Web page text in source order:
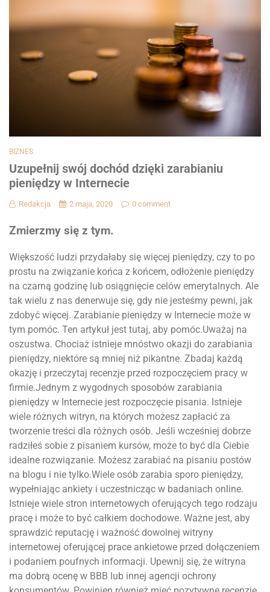
BIZNES
Uzupełnij swój dochód dzięki zarabianiu
pieniędzy w Internecie
Redakcja 2 maja, 2020 0 comment
Zmierzmy się z tym.
Większość ludzi przydałaby się więcej pieniędzy, czy to po
prostu na związanie końca z końcem, odłożenie pieniędzy
na czarną godzinę lub osiągnięcie celów emerytalnych. Ale
tak wielu z nas denerwuje się, gdy nie jesteśmy pewni, jak
zdobyć więcej. Zarabianie pieniędzy w Internecie może w
tym pomóc. Ten artykuł jest tutaj, aby pomóc.Uważaj na
oszustwa. Chociaż istnieje mnóstwo okazji do zarabiania
pieniędzy, niektóre są mniej niż pikantne. Zbadaj każdą
okazję i przeczytaj recenzje przed rozpoczęciem pracy w
firmie.Jednym z wygodnych sposobów zarabiania
pieniędzy w Internecie jest rozpoczęcie pisania. Istnieje
wiele różnych witryn, na których możesz zapłacić za
tworzenie treści dla różnych osób. Jeśli wcześniej dobrze
radziłeś sobie z pisaniem kursów, może to być dla Ciebie
idealne rozwiązanie. Możesz zarabiać na pisaniu postów
na blogu i nie tylko.Wiele osób zarabia sporo pieniędzy,
wypełniając ankiety i uczestnicząc w badaniach online.
Istnieje wiele stron internetowych oferujących tego rodzaju
pracę i może to być całkiem dochodowe. Ważne jest, aby
sprawdzić reputację i ważność dowolnej witryny
internetowej oferującej prace ankietowe przed dołączeniem
i podaniem poufnych informacji. Upewnij się, że witryna
ma dobrą ocenę w BBB lub innej agencji ochrony